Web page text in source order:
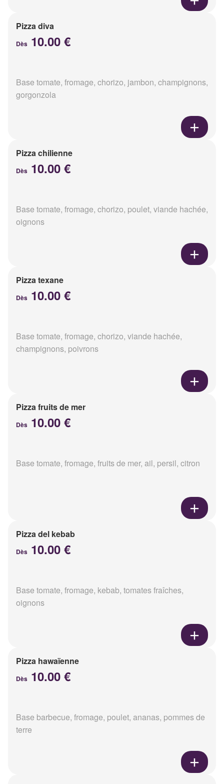
Pizza diva
Dès 10.00 €
Base tomate, fromage, chorizo, jambon, champignons,
gorgonzola
Pizza chilienne
Dès 10.00 €
Base tomate, fromage, chorizo, poulet, viande hachée,
oignons
Pizza texane
Dès 10.00 €
Base tomate, fromage, chorizo, viande hachée,
champignons, poivrons
Pizza fruits de mer
Dès 10.00 €
Base tomate, fromage, fruits de mer, ail, persil, citron
Pizza del kebab
Dès 10.00 €
Base tomate, fromage, kebab, tomates fraîches,
oignons
Pizza hawaïenne
Dès 10.00 €
Base barbecue, fromage, poulet, ananas, pommes de
terre